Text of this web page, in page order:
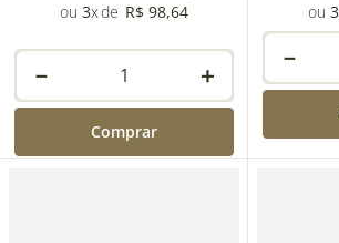
3
R$ 98,64
＋
－
Comprar
3
－